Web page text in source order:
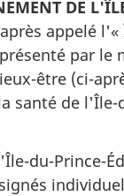
DE
appelé
par le
être (ci-
santé de l'Île-
du-Prince-